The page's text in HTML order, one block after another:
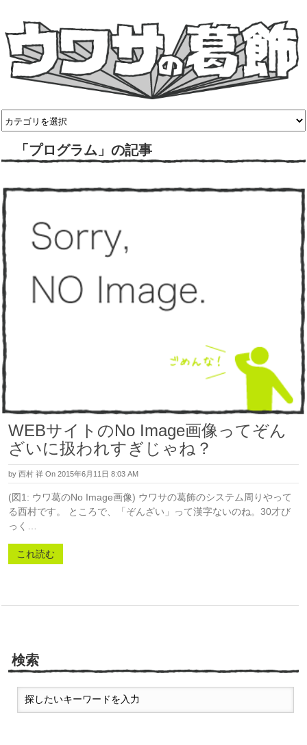
「プログラム」の記事
WEBサイトのNo Image画像ってぞん
ざいに扱われすぎじゃね？
by 西村 祥 On 2015年6月11日 8:03 AM
(図1: ウワ葛のNo Image画像) ウワサの葛飾のシステム周りやって
る西村です。 ところで、「ぞんざい」って漢字ないのね。30才び
っく…
これ読む
検索